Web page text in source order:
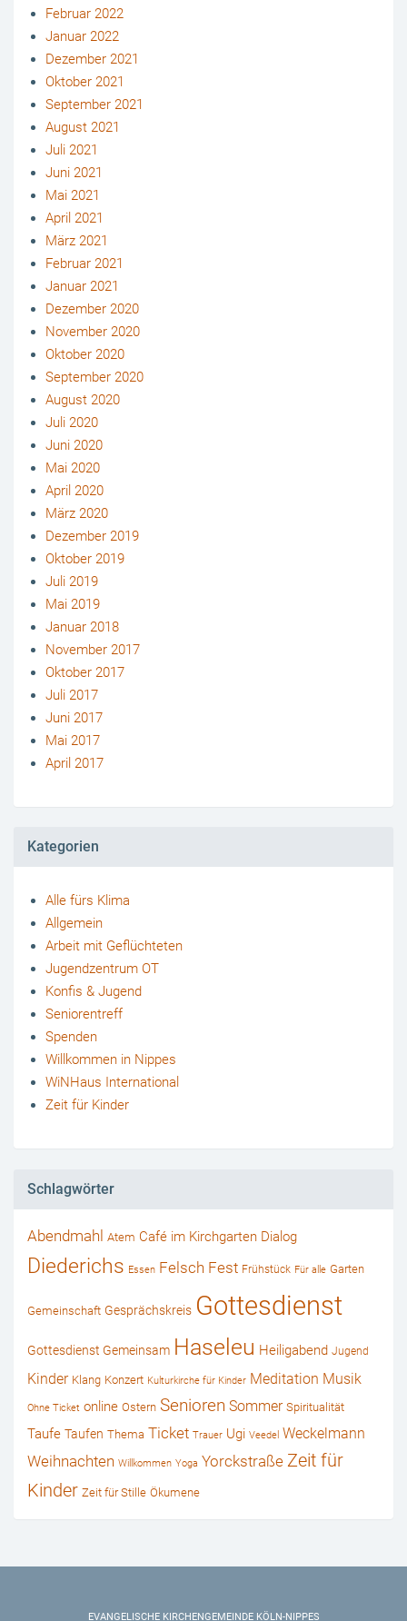
Februar 2022
Januar 2022
Dezember 2021
Oktober 2021
September 2021
August 2021
Juli 2021
Juni 2021
Mai 2021
April 2021
März 2021
Februar 2021
Januar 2021
Dezember 2020
November 2020
Oktober 2020
September 2020
August 2020
Juli 2020
Juni 2020
Mai 2020
April 2020
März 2020
Dezember 2019
Oktober 2019
Juli 2019
Mai 2019
Januar 2018
November 2017
Oktober 2017
Juli 2017
Juni 2017
Mai 2017
April 2017
Kategorien
Alle fürs Klima
Allgemein
Arbeit mit Geflüchteten
Jugendzentrum OT
Konfis & Jugend
Seniorentreff
Spenden
Willkommen in Nippes
WiNHaus International
Zeit für Kinder
Schlagwörter
Abendmahl Atem Café im Kirchgarten Dialog
Diederichs Essen Felsch Fest Frühstück Für alle Garten
Gemeinschaft Gesprächskreis Gottesdienst
Gottesdienst Gemeinsam Haseleu Heiligabend Jugend
Kinder Klang Konzert Kulturkirche für Kinder Meditation Musik
Ohne Ticket online Ostern Senioren Sommer Spiritualität
Taufe Taufen Thema Ticket Trauer Ugi Veedel Weckelmann
Weihnachten Willkommen Yoga Yorckstraße Zeit für
Kinder Zeit für Stille Ökumene
EVANGELISCHE KIRCHENGEMEINDE KÖLN-NIPPES